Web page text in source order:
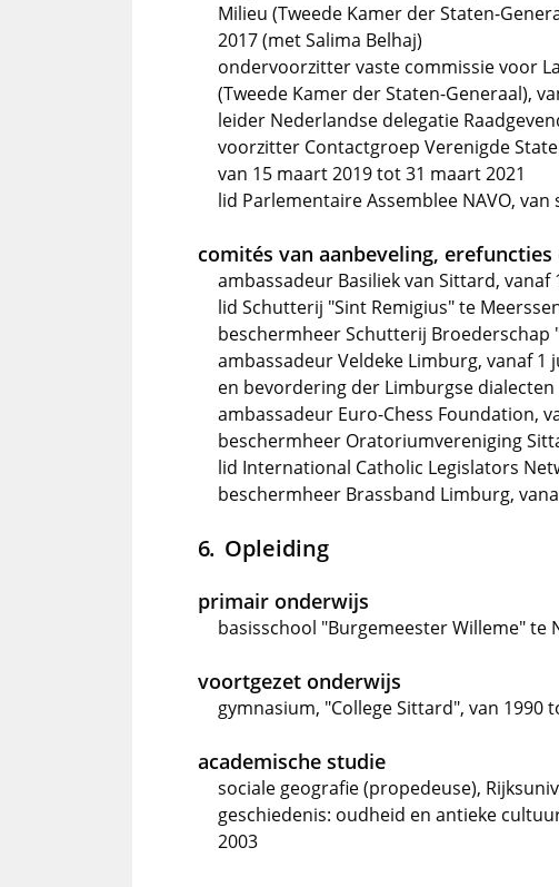
Milieu (Tweede Kamer der Staten-
2017 (met Salima Belhaj)
ondervoorzitter vaste commissie voor
(Tweede Kamer der Staten-Generaal),
leider Nederlandse delegatie
voorzitter Contactgroep Verenigde
van 15 maart 2019 tot 31 maart 2021
lid Parlementaire Assemblee NAVO,
comités van aanbeveling, erefuncties
ambassadeur Basiliek van Sittard, vanaf
lid Schutterij "Sint Remigius" te
beschermheer Schutterij Broederschap
ambassadeur Veldeke Limburg, vanaf
en bevordering der Limburgse
ambassadeur Euro-Chess Foundation,
beschermheer Oratoriumvereniging
lid International Catholic Legislators
beschermheer Brassband Limburg,
Opleiding
primair onderwijs
basisschool "Burgemeester Willeme" te
voortgezet onderwijs
gymnasium, "College Sittard", van 1990
academische studie
sociale geografie (propedeuse),
geschiedenis: oudheid en antieke
2003